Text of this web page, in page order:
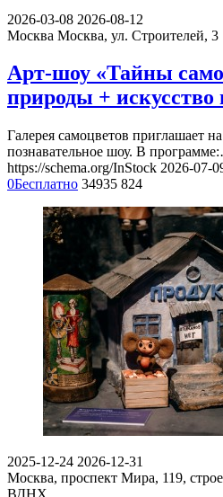
2026-03-08 2026-08-12
Москва Москва, ул. Строителей, 3
Арт-шоу «Тайны
природы + искусство
Галерея самоцветов приглашает
познавательное шоу. В
https://schema.org/InStock 2026-07-
0Бесплатно 34935 824
2025-12-24 2026-12-31
Москва, проспект Мира, 119,